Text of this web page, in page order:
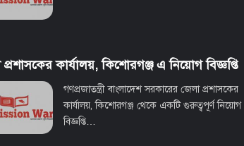
কার্যালয়, কিশোরগঞ্জ এ নিয়োগ বিজ্ঞপ্তি
গণপ্রজাতন্ত্রী বাংলাদেশ সরকারের জেলা প্রশাসকের
কার্যালয়, কিশোরগঞ্জ থেকে একটি গুরুত্বপূর্ণ নিয়োগ
বিজ্ঞপ্তি…